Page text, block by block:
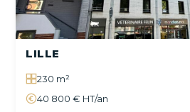
LILLE
230 m²
40 800 € HT/an